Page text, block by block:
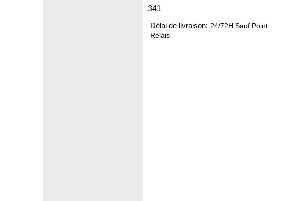
341
Délai de livraison: 24/72H Sauf Point
Relais